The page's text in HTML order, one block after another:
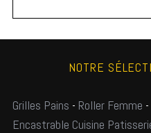
NOTRE
Grilles Pains - Roller Femme -
Encastrable Cuisine